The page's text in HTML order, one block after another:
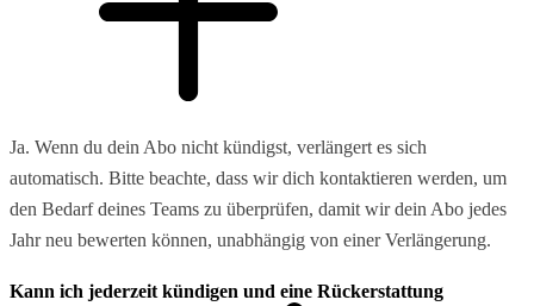
Ja. Wenn du dein Abo nicht kündigst, verlängert es sich
automatisch. Bitte beachte, dass wir dich kontaktieren werden, um
den Bedarf deines Teams zu überprüfen, damit wir dein Abo jedes
Jahr neu bewerten können, unabhängig von einer Verlängerung.
Kann ich jederzeit kündigen und eine Rückerstattung